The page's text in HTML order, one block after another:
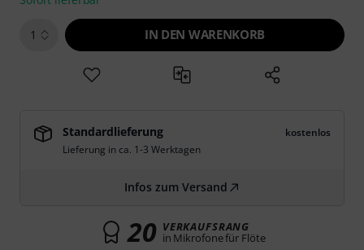
1 IN DEN WARENKORB
Standardlieferung
kostenlos
Lieferung in ca. 1-3 Werktagen
Infos zum Versand
20 VERKAUFSRANG
in Mikrofone für Flöte